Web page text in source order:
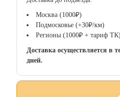
Москва (1000₽)
Подмосковье (+30₽/км)
Регионы (1000₽ + тариф ТК)
Доставка осуществляется в
дней.